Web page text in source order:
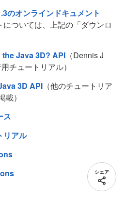
のオンラインドキュメント
については、上記の「ダウンロ
Java 3D? API （Dennis J
チュートリアル）
3D API （他のチュートリア
）
ス
リアル
シェア